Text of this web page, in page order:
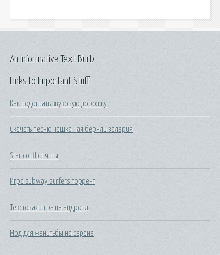
Links to Important Stuff
Как подогнать звуковую дорожку
Скачать песню чашка чая бернли валерия
Star conflict читы
Игра subway surfers торрент
Текстовая игра на андроид
Мод для женитьбы на серане
An Informative Text Blurb